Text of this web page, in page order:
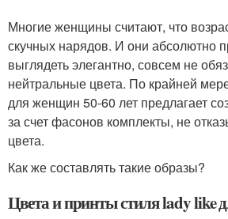
Многие женщины считают, что
скучных нарядов. И они абсолютно
выглядеть элегантно, совсем не
нейтральные цвета. По крайней
для женщин 50-60 лет предлагает
за счет фасонов комплекты, не
цвета.
Как же составлять такие образы?
Цвета и принты стиля lady like